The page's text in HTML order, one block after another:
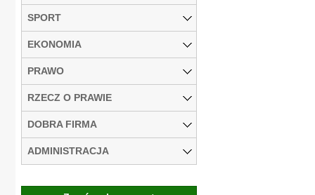
SPORT
EKONOMIA
PRAWO
RZECZ O PRAWIE
DOBRA FIRMA
ADMINISTRACJA